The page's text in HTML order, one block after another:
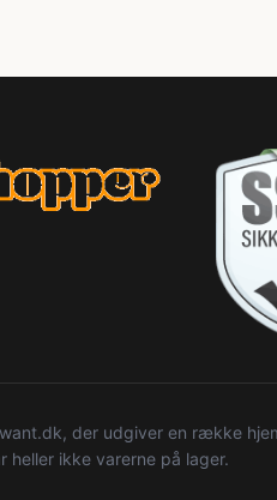
der udgiver en række
heller ikke varerne på lager.